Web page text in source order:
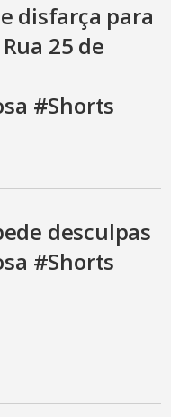
disfarça para
25 de
#Shorts
desculpas
#Shorts